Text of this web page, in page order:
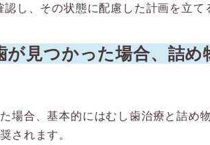
し、その状態に配慮した計画を立て
見つかった場合、詰め
場合、基本的にはむし歯治療と詰め
されます。